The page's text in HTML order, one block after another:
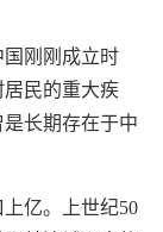
刚刚成立时
民的重大疾
长期存在于中
亿。上世纪50